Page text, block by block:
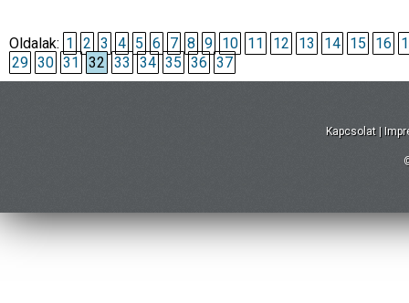
Oldalak: 1 2 3 4 5 6 7 8 9 10 11 12 13 14 15 16
29 30 31 32 33 34 35 36 37
Kapcsolat |